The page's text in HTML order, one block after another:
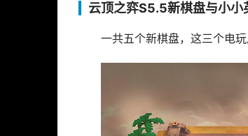
云顶之弈S5.5新棋盘与小小
一共五个新棋盘，这三个电